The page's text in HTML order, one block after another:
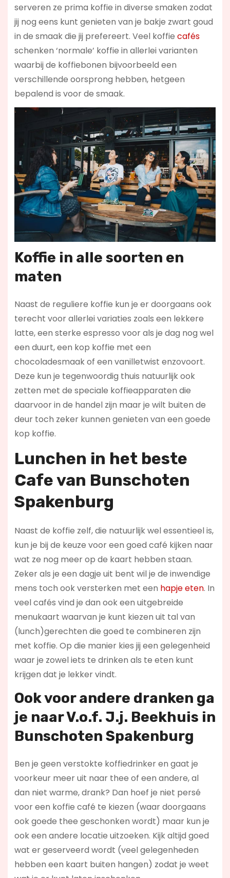
serveren ze prima koffie in diverse smaken zodat
jij nog eens kunt genieten van je bakje zwart goud
in de smaak die jij prefereert. Veel koffie cafés
schenken ‘normale’ koffie in allerlei varianten
waarbij de koffiebonen bijvoorbeeld een
verschillende oorsprong hebben, hetgeen
bepalend is voor de smaak.
Koffie in alle soorten en
maten
Naast de reguliere koffie kun je er doorgaans ook
terecht voor allerlei variaties zoals een lekkere
latte, een sterke espresso voor als je dag nog wel
een duurt, een kop koffie met een
chocoladesmaak of een vanilletwist enzovoort.
Deze kun je tegenwoordig thuis natuurlijk ook
zetten met de speciale koffieapparaten die
daarvoor in de handel zijn maar je wilt buiten de
deur toch zeker kunnen genieten van een goede
kop koffie.
Lunchen in het beste
Cafe van Bunschoten
Spakenburg
Naast de koffie zelf, die natuurlijk wel essentieel is,
kun je bij de keuze voor een goed café kijken naar
wat ze nog meer op de kaart hebben staan.
Zeker als je een dagje uit bent wil je de inwendige
mens toch ook versterken met een hapje eten. In
veel cafés vind je dan ook een uitgebreide
menukaart waarvan je kunt kiezen uit tal van
(lunch)gerechten die goed te combineren zijn
met koffie. Op die manier kies jij een gelegenheid
waar je zowel iets te drinken als te eten kunt
krijgen dat je lekker vindt.
Ook voor andere dranken ga
je naar V.o.f. J.j. Beekhuis in
Bunschoten Spakenburg
Ben je geen verstokte koffiedrinker en gaat je
voorkeur meer uit naar thee of een andere, al
dan niet warme, drank? Dan hoef je niet persé
voor een koffie café te kiezen (waar doorgaans
ook goede thee geschonken wordt) maar kun je
ook een andere locatie uitzoeken. Kijk altijd goed
wat er geserveerd wordt (veel gelegenheden
hebben een kaart buiten hangen) zodat je weet